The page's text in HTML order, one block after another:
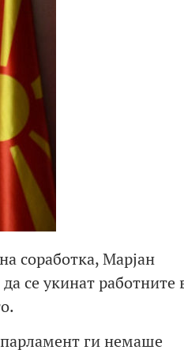
соработка, Марјан
се укинат работните
ги немаше